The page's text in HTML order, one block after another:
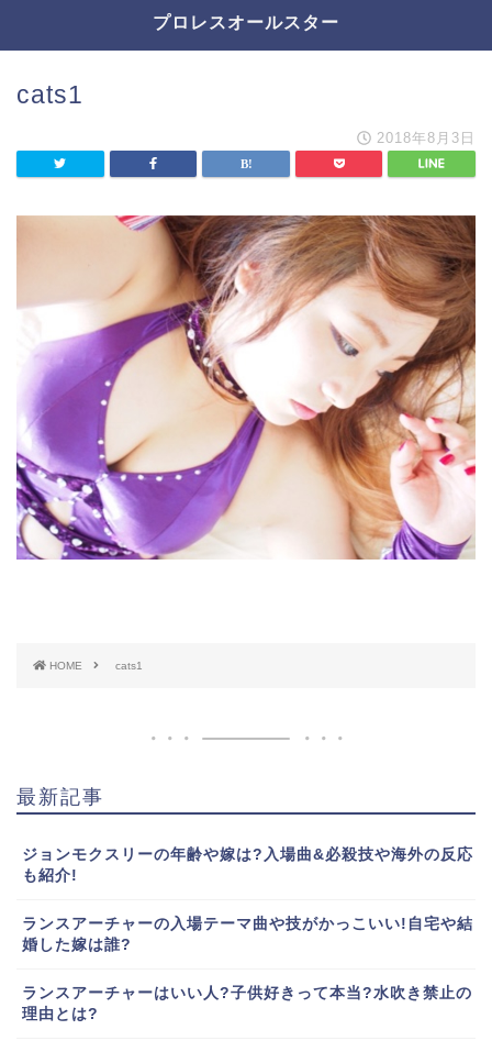
プロレスオールスター
cats1
2018年8月3日
HOME cats1
最新記事
ジョンモクスリーの年齢や嫁は?入場曲&必殺技や海外の反応
も紹介!
ランスアーチャーの入場テーマ曲や技がかっこいい!自宅や結
婚した嫁は誰?
ランスアーチャーはいい人?子供好きって本当?水吹き禁止の
理由とは?